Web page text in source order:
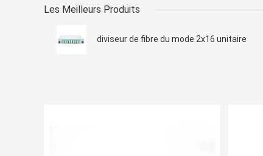
Les Meilleurs Produits
diviseur de fibre du mode 2x16 unitaire